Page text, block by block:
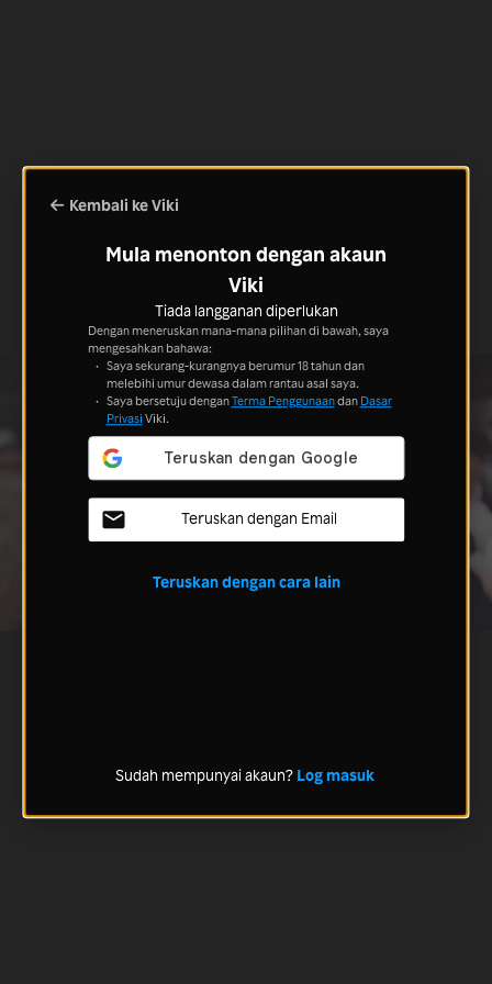
Kembali ke Viki
Mula menonton dengan akaun
Viki
Tiada langganan diperlukan
Dengan meneruskan mana-mana pilihan di bawah, saya
mengesahkan bahawa:
Saya sekurang-kurangnya berumur 18 tahun dan
melebihi umur dewasa dalam rantau asal saya.
Saya bersetuju denganTerma Penggunaandan Dasar
Privasi Viki.
Teruskan dengan Email
Teruskan dengan cara lain
Sudah mempunyai akaun? Log masuk